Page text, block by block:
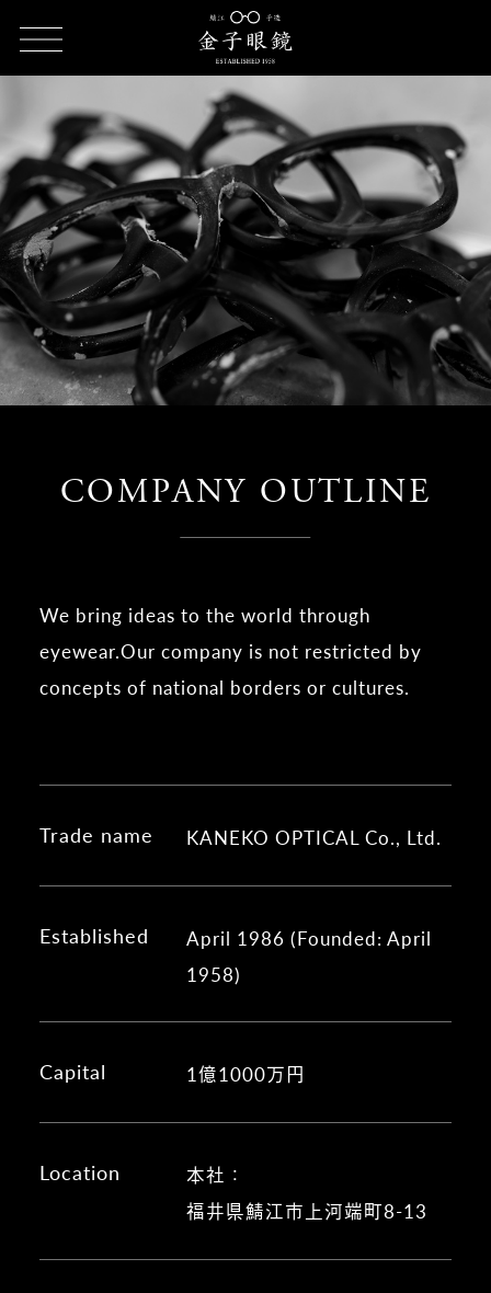
COMPANY (Company Outline)
COMPANY OUTLINE
We bring ideas to the world through
eyewear.Our company is not restricted by
concepts of national borders or cultures.
Trade name KANEKO OPTICAL Co., Ltd.
Established
April 1986 (Founded: April
1958)
Capital 1億1000万円
Location
本社：
福井県鯖江市上河端町8-13